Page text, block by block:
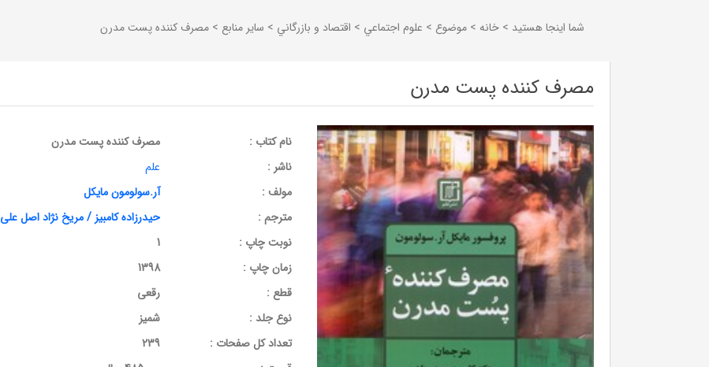
شما اینجا هستید > خانه > موضوع > علوم اجتماعي > اقتصاد و بازرگاني > ساير منابع > مصرف کننده پست مدرن
مصرف کننده پست مدرن
نام کتاب :
مصرف کننده پست مدرن
ناشر :
علم
مولف :
آر.سولومون مایکل
مترجم :
حیدرزاده کامبیز / مریخ نژاد اصل علی
نوبت چاپ :
1
زمان چاپ :
1398
قطع :
رقعی
نوع جلد :
شمیز
تعداد کل صفحات :
239